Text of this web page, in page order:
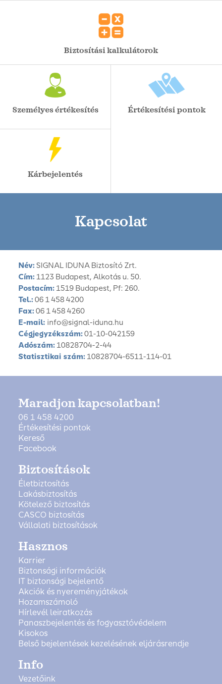
Biztosítási kalkulátorok
Személyes értékesítés Értékesítési pontok
Kárbejelentés
Kapcsolat
Név: SIGNAL IDUNA Biztosító Zrt.
Cím: 1123 Budapest, Alkotás u. 50.
Postacím: 1519 Budapest, Pf: 260.
Tel.:06 1 458 4200
Fax:06 1 458 4260
E-mail: info@signal-iduna.hu
Cégjegyzékszám:01-10-042159
Adószám: 10828704-2-44
Statisztikai szám: 10828704-6511-114-01
Maradjon kapcsolatban!
06 1 458 4200
Értékesítési pontok
Kereső
Facebook
Biztosítások
Életbiztosítás
Lakásbiztosítás
Kötelező biztosítás
CASCO biztosítás
Vállalati biztosítások
Hasznos
Karrier
Biztonsági információk
IT biztonsági bejelentő
Akciók és nyereményjátékok
Hozamszámoló
Hírlevél leiratkozás
Panaszbejelentés és fogyasztóvédelem
Kisokos
Belső bejelentések kezelésének eljárásrendje
Info
Vezetőink